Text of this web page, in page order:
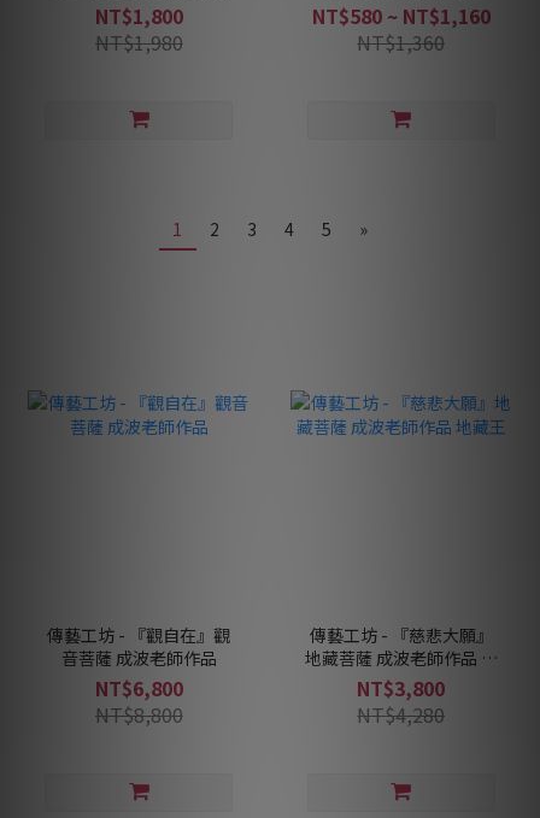
NT$1,800
NT$1,980
NT$580 ~ NT$1,160
NT$1,360
1 2 3 4 5 »
傳藝工坊 - 『觀自在』觀
音菩薩 成波老師作品
NT$6,800
NT$8,800
傳藝工坊 - 『慈悲大願』
地藏菩薩 成波老師作品 地
藏王
NT$3,800
NT$4,280